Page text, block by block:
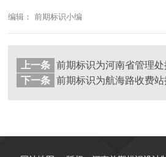
编辑： 前期标识小编
上一条
下一条